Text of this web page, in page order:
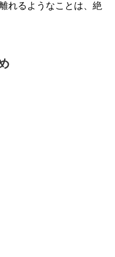
れるようなことは、絶